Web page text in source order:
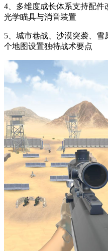
4、多维度成长体系支持配
光学瞄具与消音装置
5、城市巷战、沙漠突袭、
个地图设置独特战术要点